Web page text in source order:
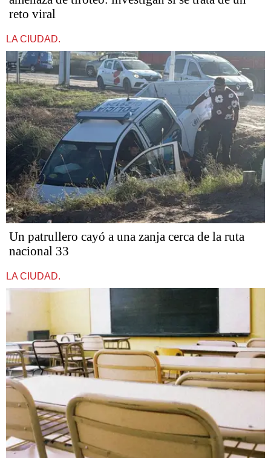
reto viral
LA CIUDAD.
Un patrullero cayó a una zanja cerca de la ruta
nacional 33
LA CIUDAD.